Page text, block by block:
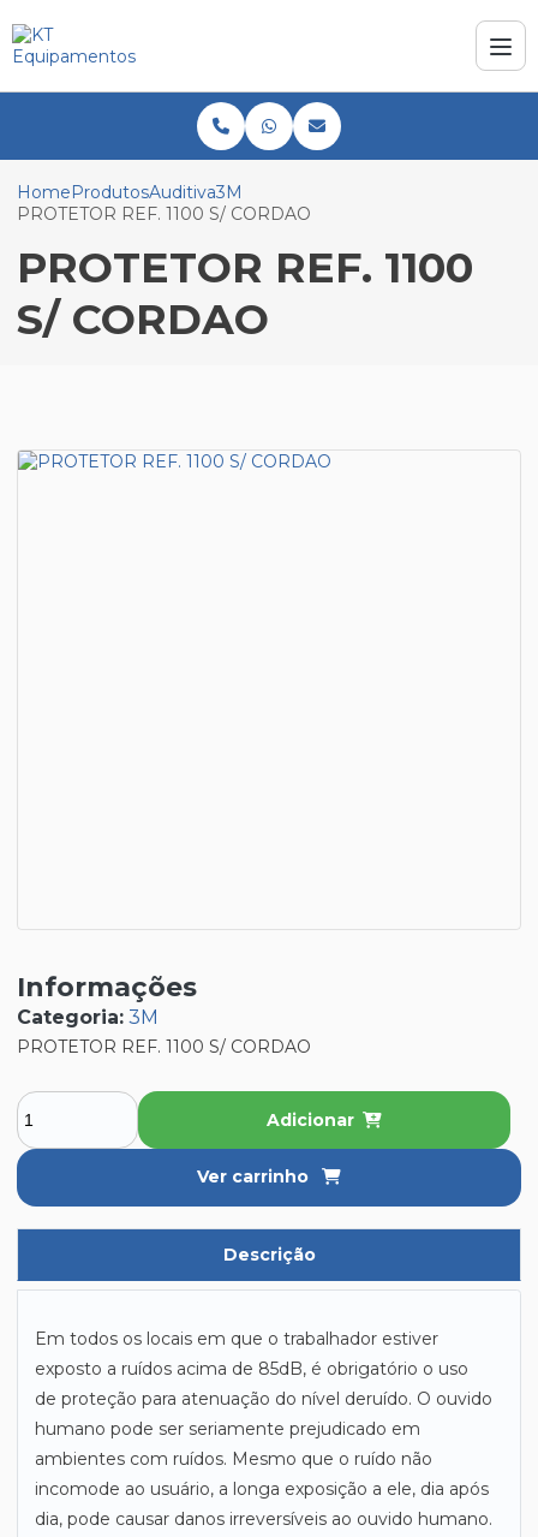
HomeProdutosAuditiva3M
PROTETOR REF. 1100 S/ CORDAO
PROTETOR REF. 1100
S/ CORDAO
Informações
Categoria: 3M
PROTETOR REF. 1100 S/ CORDAO
Adicionar
Ver carrinho
Descrição
Em todos os locais em que o trabalhador estiver
exposto a ruídos acima de 85dB, é obrigatório o uso
de proteção para atenuação do nível deruído. O ouvido
humano pode ser seriamente prejudicado em
ambientes com ruídos. Mesmo que o ruído não
incomode ao usuário, a longa exposição a ele, dia após
dia, pode causar danos irreversíveis ao ouvido humano.